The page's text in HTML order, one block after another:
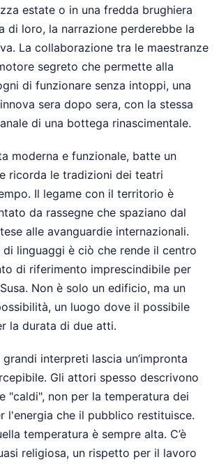
estate o in una fredda brughiera
di loro, la narrazione perderebbe la
La collaborazione tra le maestranze
segreto che permette alla
di funzionare senza intoppi, una
sera dopo sera, con la stessa
di una bottega rinascimentale.
moderna e funzionale, batte un
ricorda le tradizioni dei teatri
Il legame con il territorio è
da rassegne che spaziano dal
alle avanguardie internazionali.
di linguaggi è ciò che rende il centro
di riferimento imprescindibile per
Non è solo un edificio, ma un
un luogo dove il possibile
la durata di due atti.
interpreti lascia un’impronta
Gli attori spesso descrivono
"caldi", non per la temperatura dei
l'energia che il pubblico restituisce.
temperatura è sempre alta. C’è
religiosa, un rispetto per il lavoro